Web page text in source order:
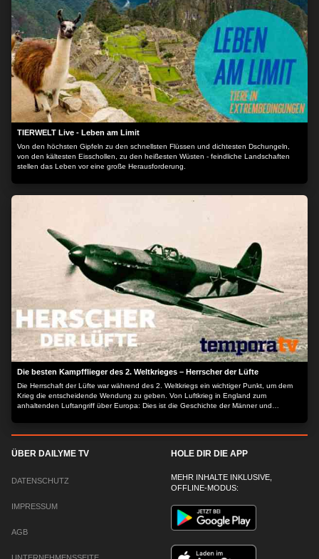
TIERWELT Live - Leben am Limit
Von den höchsten Gipfeln zu den schnellsten Flüssen und dichtesten Dschungeln,
von den kältesten Eisschollen, zu den heißesten Wüsten - feindliche Landschaften
stellen das Leben vor eine große Herausforderung.
Die besten Kampfflieger des 2. Weltkrieges – Herrscher der Lüfte
Die Herrschaft der Lüfte war während des 2. Weltkriegs ein wichtiger Punkt, um dem
Krieg die entscheidende Wendung zu geben. Von Luftkrieg in England zum
anhaltenden Luftangriff über Europa: Dies ist die Geschichte der Männer und
von denen, die daran beteiligt waren, ist diese Serie ein faszinierender Rückblick auf
die unglaubliche Tapferkeit der Piloten, die den endgültigen Sieg nach Europa
Verteidigung des deutschen Reichs Der Inhalt wird bereitgestellt von: PLAION
ÜBER DAILYME TV
DATENSCHUTZ
IMPRESSUM
AGB
HOLE DIR DIE APP
MEHR INHALTE INKLUSIVE,
OFFLINE-MODUS: